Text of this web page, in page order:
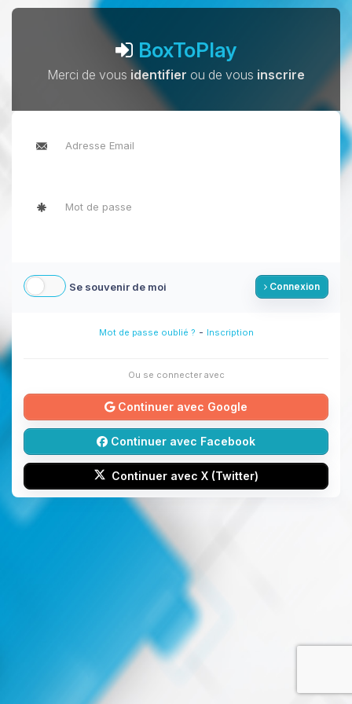
BoxToPlay
Merci de vous identifier ou de vous inscrire
Se souvenir de moi Connexion
Mot de passe oublié ? - Inscription
Ou se connecter avec
Continuer avec Google
Continuer avec Facebook
Continuer avec X (Twitter)